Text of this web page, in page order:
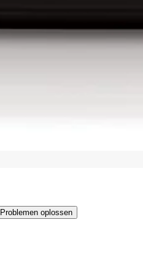
Problemen oplossen